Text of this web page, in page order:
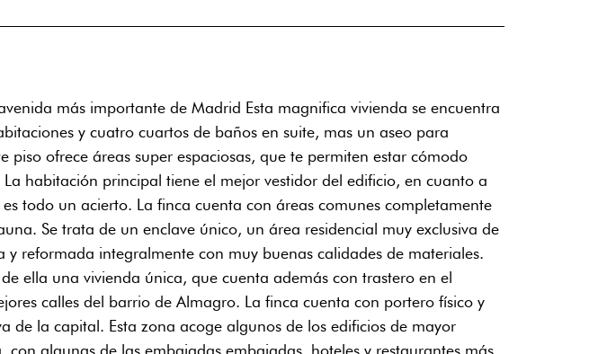
más importante de Madrid Esta magnifica vivienda se encuentra
y cuatro cuartos de baños en suite, mas un aseo para
ofrece áreas super espaciosas, que te permiten estar cómodo
habitación principal tiene el mejor vestidor del edificio, en cuanto a
todo un acierto. La finca cuenta con áreas comunes completamente
Se trata de un enclave único, un área residencial muy exclusiva de
reformada integralmente con muy buenas calidades de materiales.
ella una vivienda única, que cuenta además con trastero en el
calles del barrio de Almagro. La finca cuenta con portero físico y
de la capital. Esta zona acoge algunos de los edificios de mayor
algunas de las embajadas embajadas, hoteles y restaurantes más